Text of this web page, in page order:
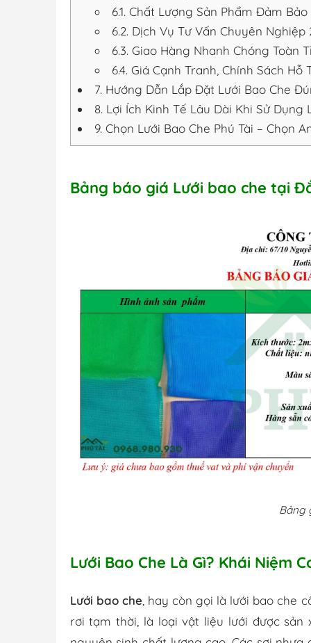
6.1. Chất Lượng Sản Phẩm Đảm
6.2. Dịch Vụ Tư Vấn Chuyên Nghiệp
6.3. Giao Hàng Nhanh Chóng Toàn
6.4. Giá Cạnh Tranh, Chính Sách
7. Hướng Dẫn Lắp Đặt Lưới Bao Che
8. Lợi Ích Kinh Tế Lâu Dài Khi Sử Dụng
9. Chọn Lưới Bao Che Phú Tài – Chọn
Bảng báo giá Lưới bao che tại
Bảng
Lưới Bao Che Là Gì? Khái Niệm
Lưới bao che , hay còn gọi là lưới bao che
rơi tạm thời, là loại vật liệu lưới được sản